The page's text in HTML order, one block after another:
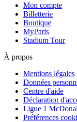
Mon compte
Billetterie
Boutique
MyParis
Stadium Tour
À propos
Mentions légales
Données
Centre d'aide
Déclaration
Ligue 1
Préférences